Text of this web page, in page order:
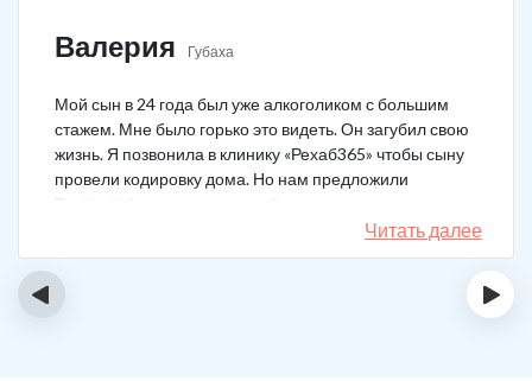
Валерия Губаха
Мой сын в 24 года был уже алкоголиком с большим
стажем. Мне было горько это видеть. Он загубил свою
жизнь. Я позвонила в клинику «Рехаб365» чтобы сыну
провели кодировку дома. Но нам предложили
Тройной блок в клинике, чтобы уж наверняка помогло.
Мы согласились. Вот уже 4 месяца как сын не пьет. На
работу устроился, дома помогает, девушку завел.
Читать далее
‹ ›